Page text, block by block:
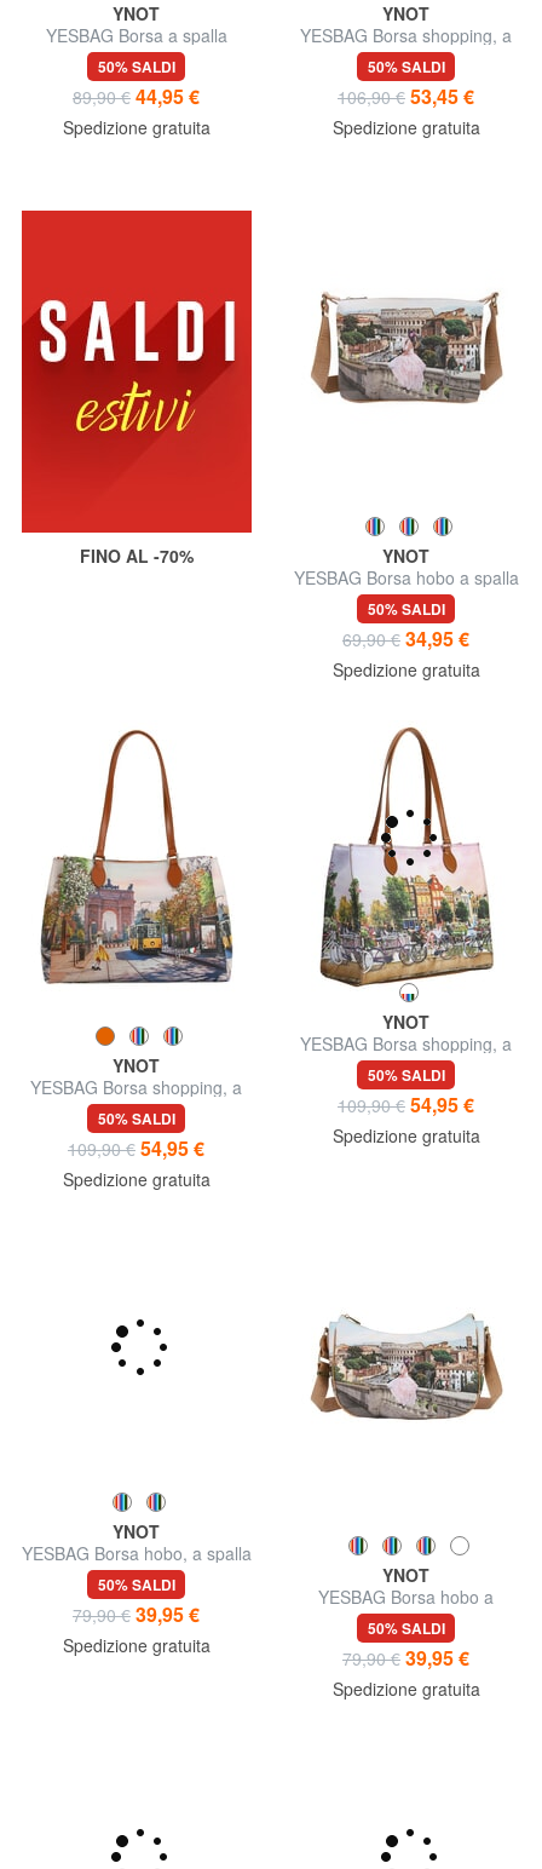
YNOT
YESBAG Borsa a spalla
50% SALDI
89,90 € 44,95 €
YNOT
YESBAG Borsa shopping, a
spalla
50% SALDI
106,90 € 53,45 €
FINO AL -70%
YNOT
YESBAG Borsa hobo a spalla
50% SALDI
69,90 € 34,95 €
Spedizione gratuita
YNOT
YESBAG Borsa shopping, a
spalla
50% SALDI
109,90 € 54,95 €
Spedizione gratuita
YNOT
YESBAG Borsa shopping, a
spalla
50% SALDI
109,90 € 54,95 €
Spedizione gratuita
YNOT
YESBAG Borsa hobo, a spalla
50% SALDI
79,90 € 39,95 €
Spedizione gratuita
YNOT
YESBAG Borsa hobo a
tracolla
50% SALDI
79,90 € 39,95 €
Spedizione gratuita